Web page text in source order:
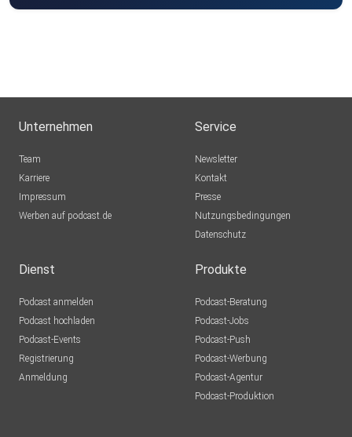
Unternehmen
Team
Karriere
Impressum
Werben auf podcast.de
Service
Newsletter
Kontakt
Presse
Nutzungsbedingungen
Datenschutz
Dienst
Podcast anmelden
Podcast hochladen
Podcast-Events
Registrierung
Anmeldung
Produkte
Podcast-Beratung
Podcast-Jobs
Podcast-Push
Podcast-Werbung
Podcast-Agentur
Podcast-Produktion